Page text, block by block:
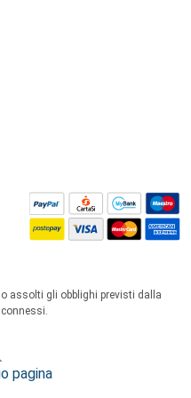
assolti gli obblighi previsti dalla
pagina